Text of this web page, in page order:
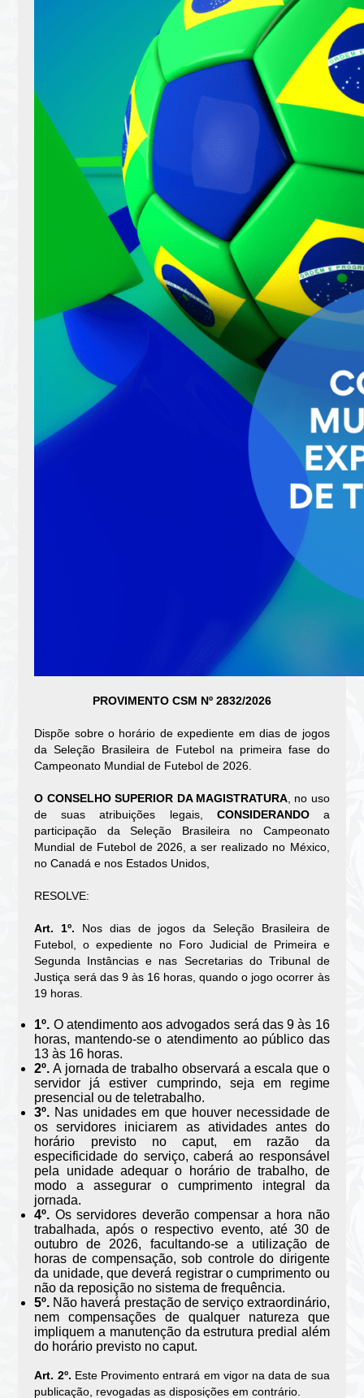
PROVIMENTO CSM Nº 2832/2026
Dispõe sobre o horário de expediente em dias de jogos
da Seleção Brasileira de Futebol na primeira fase do
Campeonato Mundial de Futebol de 2026.
O CONSELHO SUPERIOR DA MAGISTRATURA, no uso
de suas atribuições legais, CONSIDERANDOa
participação da Seleção Brasileira no Campeonato
Mundial de Futebol de 2026, a ser realizado no México,
no Canadá e nos Estados Unidos,
RESOLVE:
Art. 1º. Nos dias de jogos da Seleção Brasileira de
Futebol, o expediente no Foro Judicial de Primeira e
Segunda Instâncias e nas Secretarias do Tribunal de
Justiça será das 9 às 16 horas, quando o jogo ocorrer às
19 horas.
1º. O atendimento aos advogados será das 9 às 16
horas, mantendo-se o atendimento ao público das
13 às 16 horas.
2º. A jornada de trabalho observará a escala que o
servidor já estiver cumprindo, seja em regime
presencial ou de teletrabalho.
3º. Nas unidades em que houver necessidade de
os servidores iniciarem as atividades antes do
horário previsto no caput, em razão da
especificidade do serviço, caberá ao responsável
pela unidade adequar o horário de trabalho, de
modo a assegurar o cumprimento integral da
jornada.
4º. Os servidores deverão compensar a hora não
trabalhada, após o respectivo evento, até 30 de
outubro de 2026, facultando-se a utilização de
horas de compensação, sob controle do dirigente
da unidade, que deverá registrar o cumprimento ou
não da reposição no sistema de frequência.
5º. Não haverá prestação de serviço extraordinário,
nem compensações de qualquer natureza que
impliquem a manutenção da estrutura predial além
do horário previsto no caput.
Art. 2º. Este Provimento entrará em vigor na data de sua
publicação, revogadas as disposições em contrário.